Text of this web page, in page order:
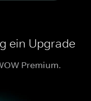
ein Upgrade
Premium.